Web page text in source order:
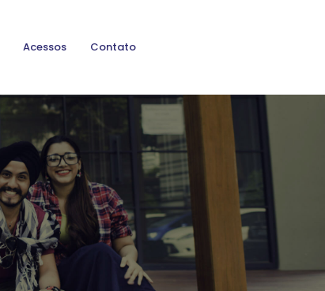
Acessos Contato